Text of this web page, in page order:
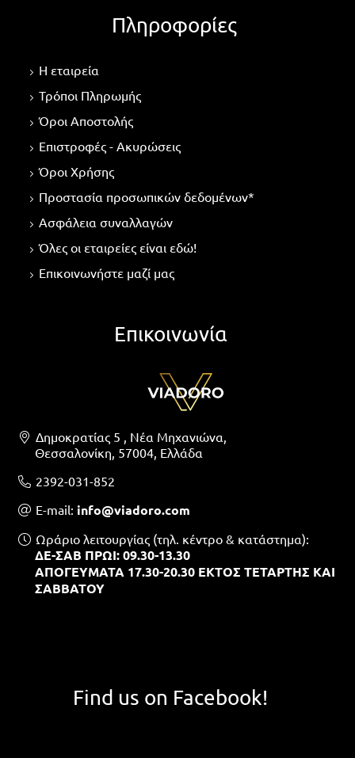
Πληροφορίες
Η εταιρεία
Τρόποι Πληρωμής
Όροι Αποστολής
Επιστροφές - Ακυρώσεις
Όροι Χρήσης
Προστασία προσωπικών δεδομένων*
Ασφάλεια συναλλαγών
Όλες οι εταιρείες είναι εδώ!
Επικοινωνήστε μαζί μας
Επικοινωνία
Δημοκρατίας 5 , Νέα Μηχανιώνα,
Θεσσαλονίκη, 57004, Ελλάδα
2392-031-852
Ε-mail: info@viadoro.com
Ωράριο λειτουργίας (τηλ. κέντρο & κατάστημα):
ΔΕ-ΣΑΒ ΠΡΩΙ: 09.30-13.30
ΑΠΟΓΕΥΜΑΤΑ 17.30-20.30 ΕΚΤΟΣ ΤΕΤΑΡΤΗΣ ΚΑΙ
ΣΑΒΒΑΤΟΥ
Find us on Facebook!